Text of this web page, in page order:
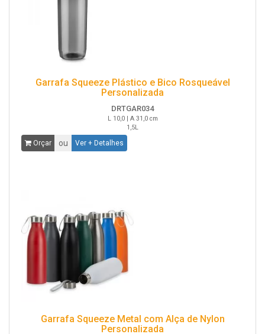
Garrafa Squeeze Plástico e Bico Rosqueável
Personalizada
DRTGAR034
L 10,0 | A 31,0 cm
1,5L
Orçar ou Ver + Detalhes
Garrafa Squeeze Metal com Alça de Nylon
Personalizada